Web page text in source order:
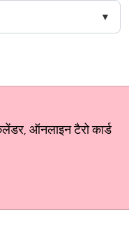
ऑनलाइन टैरो कार्ड